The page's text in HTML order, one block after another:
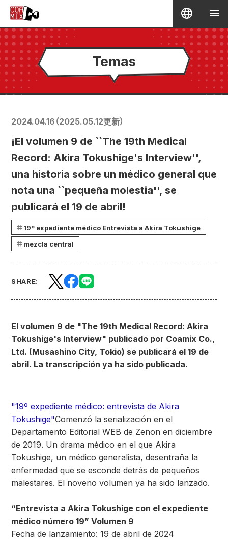
Temas
2024.04.16 （2025.05.12更新）
¡El volumen 9 de ``The 19th Medical
Record: Akira Tokushige's Interview'',
una historia sobre un médico general que
nota una ``pequeña molestia'', se
publicará el 19 de abril!
19º expediente médico Entrevista a Akira Tokushige
mezcla central
SHARE:
El volumen 9 de "The 19th Medical Record: Akira
Tokushige's Interview" publicado por Coamix Co.,
Ltd. (Musashino City, Tokio) se publicará el 19 de
abril. La transcripción ya ha sido publicada.
"19º expediente médico: entrevista de Akira
Tokushige"Comenzó la serialización en el
Departamento Editorial WEB de Zenon en diciembre
de 2019. Un drama médico en el que Akira
Tokushige, un médico generalista, desentraña la
enfermedad que se esconde detrás de pequeños
malestares. El noveno volumen ya ha sido lanzado.
“Entrevista a Akira Tokushige con el expediente
médico número 19” Volumen 9
Fecha de lanzamiento: 19 de abril de 2024